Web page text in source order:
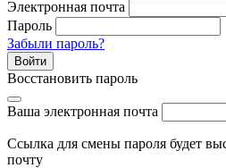
Электронная почта
Пароль
Забыли пароль?
Войти
Восстановить пароль
Ваша электронная почта
Ссылка для смены пароля будет
почту